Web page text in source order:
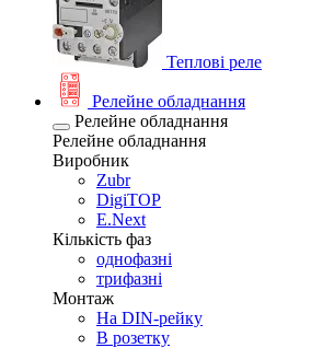
Теплові реле
Релейне обладнання
Релейне обладнання
Релейне обладнання
Виробник
Zubr
DigiTOP
E.Next
Кількість фаз
однофазні
трифазні
Монтаж
На DIN-рейку
В розетку